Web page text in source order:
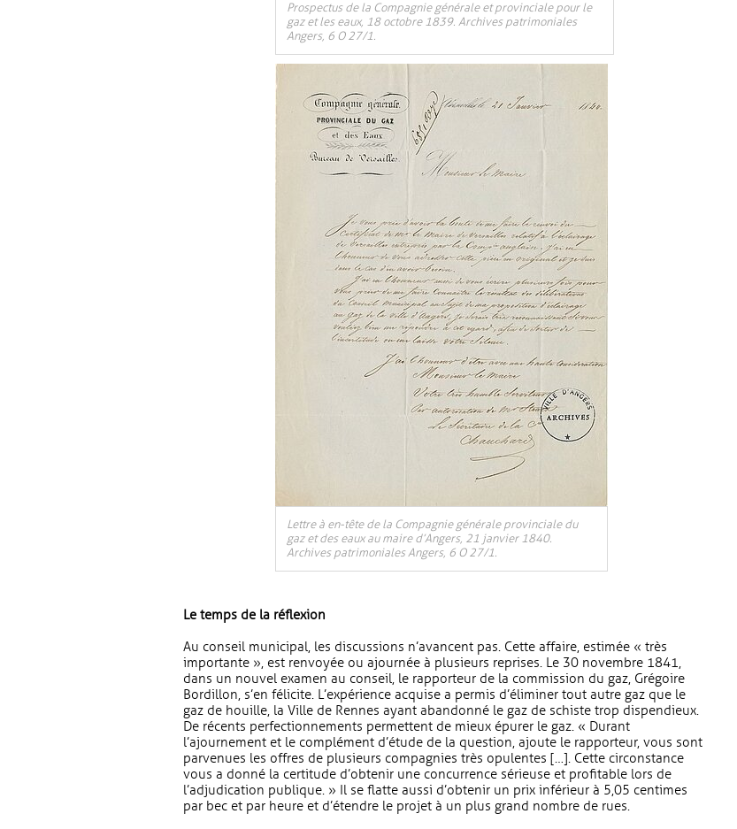
Prospectus de la Compagnie générale et provinciale pour le
gaz et les eaux, 18 octobre 1839. Archives patrimoniales
Angers, 6 O 27/1.
Lettre à en-tête de la Compagnie générale provinciale du
gaz et des eaux au maire d’Angers, 21 janvier 1840.
Archives patrimoniales Angers, 6 O 27/1.
Le temps de la réflexion
Au conseil municipal, les discussions n’avancent pas. Cette affaire, estimée « très
importante », est renvoyée ou ajournée à plusieurs reprises. Le 30 novembre 1841,
dans un nouvel examen au conseil, le rapporteur de la commission du gaz, Grégoire
Bordillon, s’en félicite. L’expérience acquise a permis d’éliminer tout autre gaz que le
gaz de houille, la Ville de Rennes ayant abandonné le gaz de schiste trop dispendieux.
De récents perfectionnements permettent de mieux épurer le gaz. « Durant
l’ajournement et le complément d’étude de la question, ajoute le rapporteur, vous sont
parvenues les offres de plusieurs compagnies très opulentes […]. Cette circonstance
vous a donné la certitude d’obtenir une concurrence sérieuse et profitable lors de
l’adjudication publique. » Il se flatte aussi d’obtenir un prix inférieur à 5,05 centimes
par bec et par heure et d’étendre le projet à un plus grand nombre de rues.